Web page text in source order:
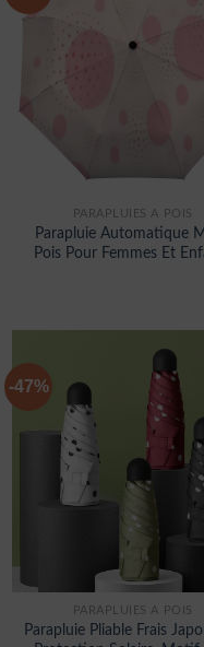
PARAPLUIES À POIS
Parapluie Automatique
Pois Pour Femmes Et
-47%
PARAPLUIES À POIS
Parapluie Pliable Frais